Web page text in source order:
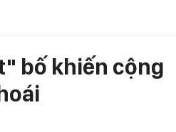
bố khiến cộng